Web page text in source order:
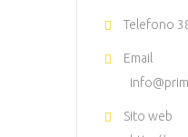
Telefono
Email
Sito web